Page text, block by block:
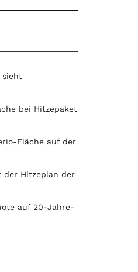
sieht
bei Hitzepaket
Fläche auf der
der Hitzeplan der
auf 20-Jahre-